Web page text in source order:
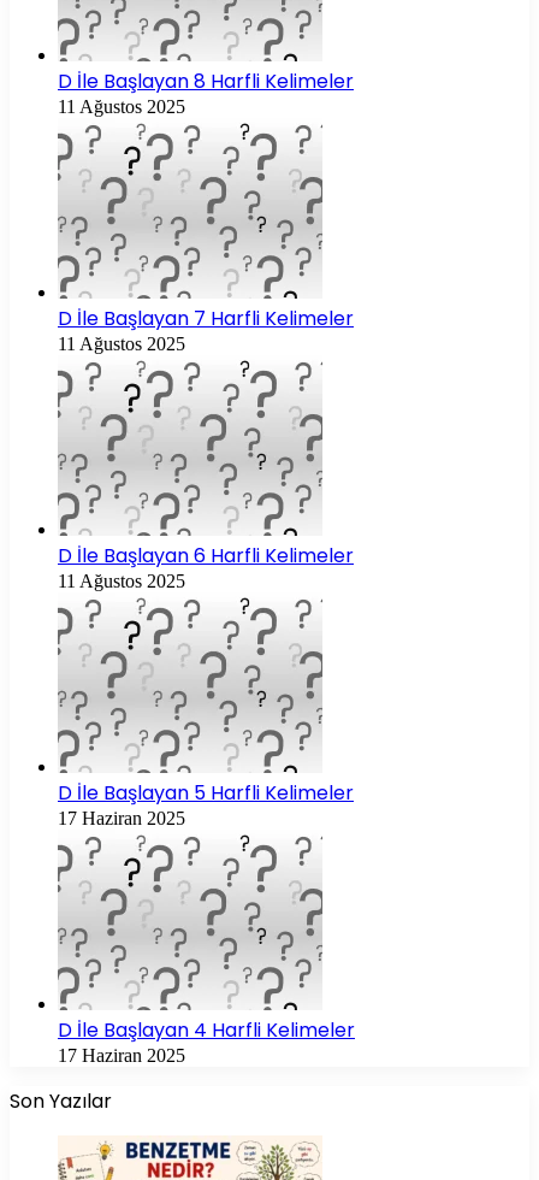
D İle Başlayan 8 Harfli Kelimeler
11 Ağustos 2025
D İle Başlayan 7 Harfli Kelimeler
11 Ağustos 2025
D İle Başlayan 6 Harfli Kelimeler
11 Ağustos 2025
D İle Başlayan 5 Harfli Kelimeler
17 Haziran 2025
D İle Başlayan 4 Harfli Kelimeler
17 Haziran 2025
Son Yazılar